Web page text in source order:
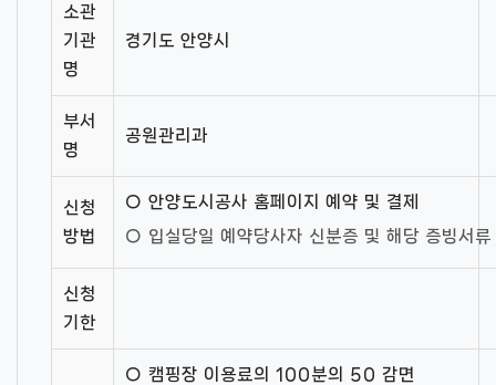
소관
기관
명
경기도 안양시
부서
명
공원관리과
신청
방법
○ 안양도시공사 홈페이지 예약 및 결제
○ 입실당일 예약당사자 신분증 및 해당 증빙서
신청
기한
○ 캠핑장 이용료의 100분의 50 감면